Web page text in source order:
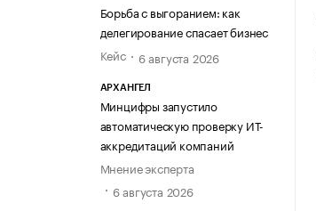
Борьба с выгоранием: как
делегирование спасает бизнес
Кейс
6 августа 2026
АРХАНГЕЛ
Минцифры запустило
автоматическую проверку ИТ-
аккредитаций компаний
Мнение эксперта
6 августа 2026